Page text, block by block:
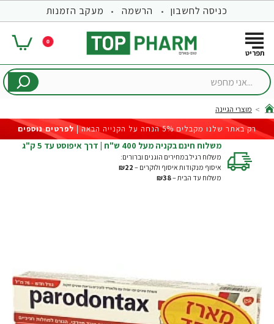
כניסה לחשבון הרשמה מעקב הזמנות
0
...אני
home
מוצרי הגיינה
רק באתר שלנו מקבלים 5% הנחה על הקנייה הבאה |
לפרטים נוספים
משלוח חינם בקניה מעל 400 ש"ח | דרך איפוסט עד 5 ק"ג
משלוח רגיל במחירים הוגנים וברורים:
איסוף מנקודות איסוף ולוקרים – ₪22
משלוח עד הבית –₪38